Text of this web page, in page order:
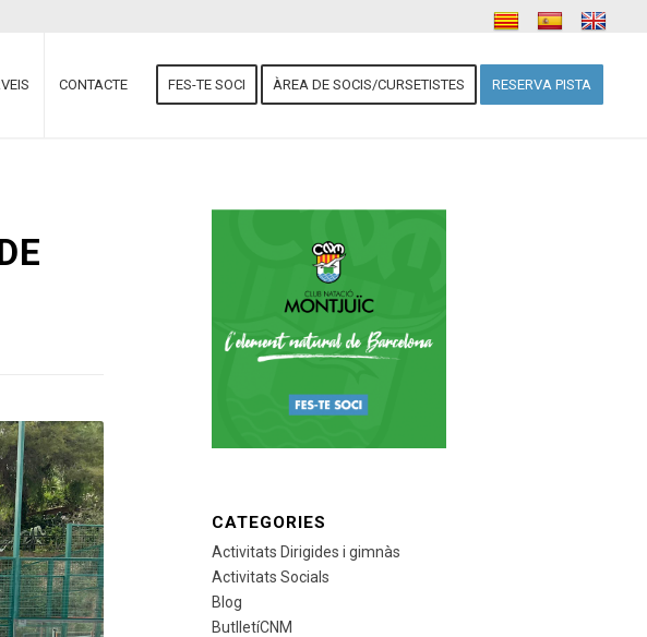
CONTACTE FES-TE SOCI ÀREA DE SOCIS/CURSETISTES RESERVA PISTA
CATEGORIES
Activitats Dirigides i gimnàs
Activitats Socials
Blog
ButlletíCNM